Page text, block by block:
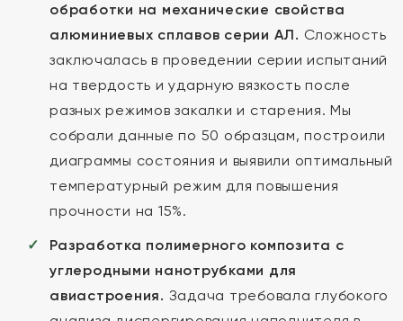
обработки на механические свойства
алюминиевых сплавов серии АЛ. Сложность
заключалась в проведении серии испытаний
на твердость и ударную вязкость после
разных режимов закалки и старения. Мы
собрали данные по 50 образцам, построили
диаграммы состояния и выявили оптимальный
температурный режим для повышения
прочности на 15%.
Разработка полимерного композита с
углеродными нанотрубками для
авиастроения. Задача требовала глубокого